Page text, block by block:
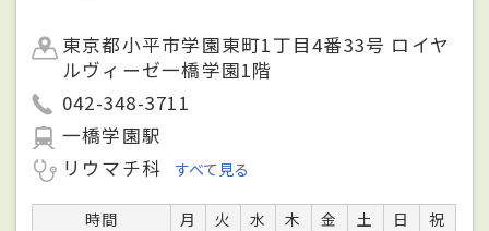
東京都小平市学園東町1丁目4番33号 ロイヤ
ルヴィーゼ一橋学園1階
042-348-3711
一橋学園駅
リウマチ科
すべて見る
時間 月 火 水 木 金 土 日
祝